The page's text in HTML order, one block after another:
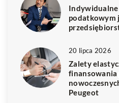
podatkowym
20 lipca 2026
Zalety
finansowania
Peugeot